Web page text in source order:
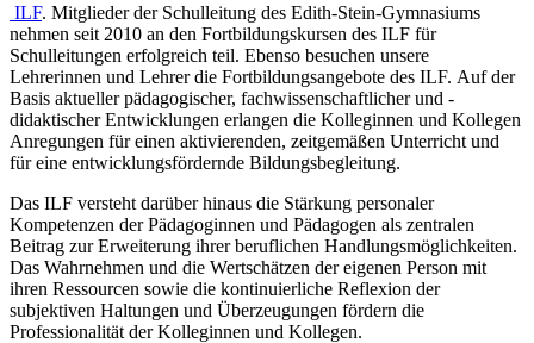
ILF. Mitglieder der Schulleitung des Edith-Stein-Gymnasiums
nehmen seit 2010 an den Fortbildungskursen des ILF für
Schulleitungen erfolgreich teil. Ebenso besuchen unsere
Lehrerinnen und Lehrer die Fortbildungsangebote des ILF. Auf der
Basis aktueller pädagogischer, fachwissenschaftlicher und -
didaktischer Entwicklungen erlangen die Kolleginnen und Kollegen
Anregungen für einen aktivierenden, zeitgemäßen Unterricht und
für eine entwicklungsfördernde Bildungsbegleitung.
Das ILF versteht darüber hinaus die Stärkung personaler
Kompetenzen der Pädagoginnen und Pädagogen als zentralen
Beitrag zur Erweiterung ihrer beruflichen Handlungsmöglichkeiten.
Das Wahrnehmen und die Wertschätzen der eigenen Person mit
ihren Ressourcen sowie die kontinuierliche Reflexion der
subjektiven Haltungen und Überzeugungen fördern die
Professionalität der Kolleginnen und Kollegen.